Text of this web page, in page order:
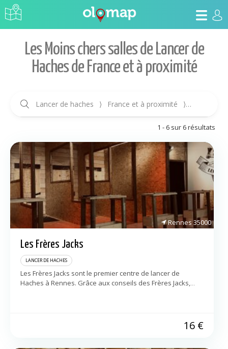
Les Moins chers salles de Lancer de
Haches de France et à proximité
Lancer de haches ⟩ France et à proximité ⟩ Prix
1 - 6 sur 6 résultats
Rennes 35000
Les Frères Jacks
LANCER DE HACHES
Les Frères Jacks sont le premier centre de lancer de
Haches à Rennes. Grâce aux conseils des Frères Jacks,
16 €